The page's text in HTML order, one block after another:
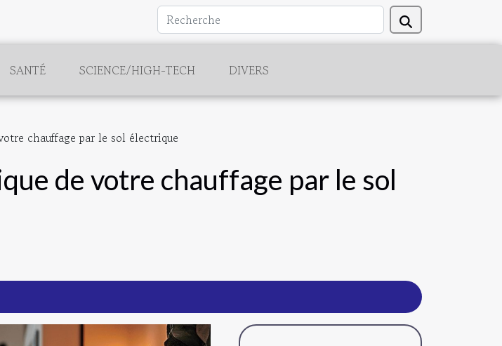
SANTÉ SCIENCE/HIGH-TECH DIVERS
chauffage par le sol électrique
de votre chauffage par le sol